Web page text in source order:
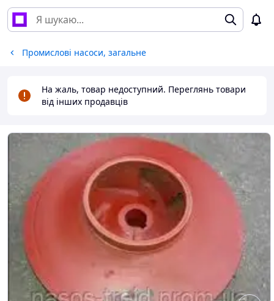
Промислові насоси, загальне
На жаль, товар недоступний. Переглянь товари
від інших продавців